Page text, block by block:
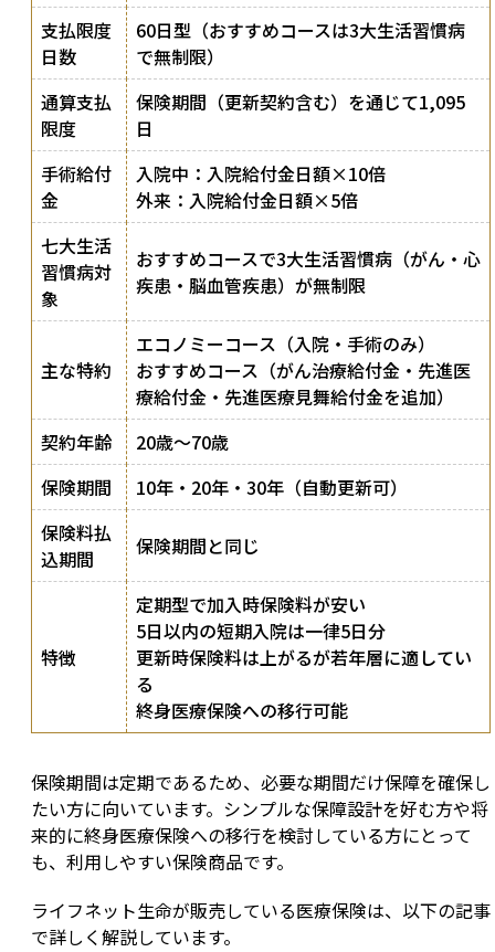
支払限度
日数
60日型（おすすめコースは3大生活習慣病
で無制限）
通算支払
限度
保険期間（更新契約含む）を通じて1,095
日
手術給付
金
入院中：入院給付金日額×10倍
外来：入院給付金日額×5倍
七大生活
習慣病対
象
おすすめコースで3大生活習慣病（がん・心
疾患・脳血管疾患）が無制限
主な特約
エコノミーコース（入院・手術のみ）
おすすめコース（がん治療給付金・先進医
療給付金・先進医療見舞給付金を追加）
契約年齢
20歳〜70歳
保険期間
10年・20年・30年（自動更新可）
保険料払
込期間
保険期間と同じ
特徴
定期型で加入時保険料が安い
5日以内の短期入院は一律5日分
更新時保険料は上がるが若年層に適してい
る
終身医療保険への移行可能
保険期間は定期であるため、必要な期間だけ保障を確保し
たい方に向いています。シンプルな保障設計を好む方や将
来的に終身医療保険への移行を検討している方にとって
も、利用しやすい保険商品です。
ライフネット生命が販売している医療保険は、以下の記事
で詳しく解説しています。